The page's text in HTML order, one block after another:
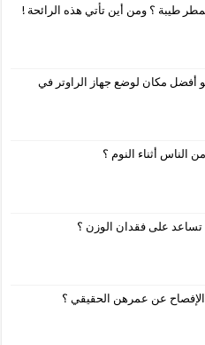
طيبة ؟ ومن أين تأتي هذه الرائحة !
أفضل مكان لوضع جهاز الراوتر في
الناس أثناء النوم ؟
تساعد على فقدان الوزن ؟
الإفصاح عن عمرهن الحقيقي ؟